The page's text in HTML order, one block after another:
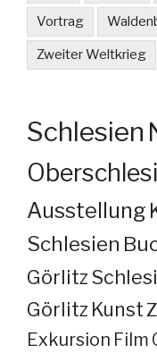
Vortrag
Zweiter Weltkrieg
Schlesien
Ausstellung
Schlesien
Görlitz
Görlitz Kunst
Exkursion Film